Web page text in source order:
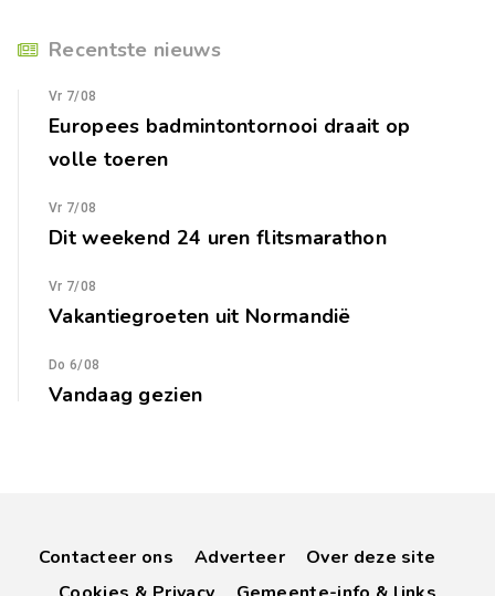
Recentste nieuws
Vr 7/08
Europees badmintontornooi draait op
volle toeren
Vr 7/08
Dit weekend 24 uren flitsmarathon
Vr 7/08
Vakantiegroeten uit Normandië
Do 6/08
Vandaag gezien
Contacteer ons Adverteer
Over deze site